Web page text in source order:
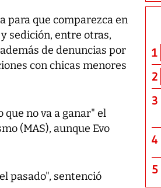
para que comparezca en
sedición, entre otras,
de denuncias por
con chicas menores
no va a ganar" el
(MAS), aunque Evo
pasado", sentenció
1
2
3
4
5